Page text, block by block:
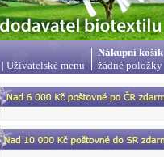
Nákupní košík
žádné položky
| Uživatelské menu